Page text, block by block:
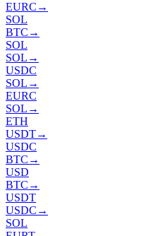
EURC →
SOL
BTC →
SOL
SOL →
USDC
SOL →
EURC
SOL →
ETH
USDT→
USDC
BTC →
USD
BTC →
USDT
USDC →
SOL